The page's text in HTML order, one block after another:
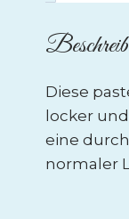
Diese
locker
eine
normaler